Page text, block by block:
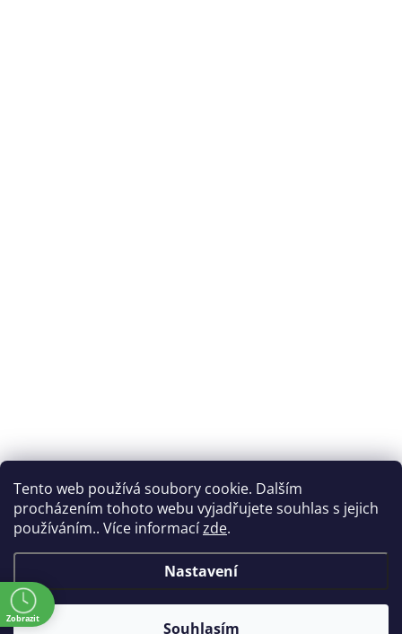
Tento web používá soubory cookie. Dalším
procházením tohoto webu vyjadřujete souhlas s jejich
používáním.. Více informacízde.
Nastavení
Souhlasím
Zobrazit